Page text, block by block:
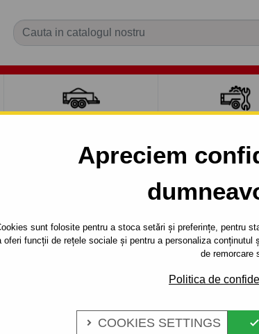
Apreciem
sunt folosite pentru a stoca setări și preferințe, pentru
oferi funcții de rețele sociale și pentru a personaliza conținutul
de remorcare
Politica de
 COOKIES SETTINGS 
Oferta promoțională - Cu ridicare imediată
CUPLA AL-